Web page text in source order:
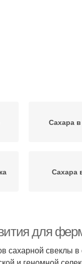
Сахара в
Сахара
для
свеклы в